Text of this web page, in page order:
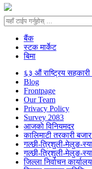
बैंक
स्टक मार्केट
बिमा
६३ औं राष्ट्रिय
Blog
Frontpage
Our Team
Privacy Policy
Survey 2083
आजकाे विनियमदर
कालिमाटी तरकारी
गल्छी-त्रिशुली-मेलुङ-
गल्छी-त्रिशुली-मेलुङ-
जिल्ला निर्वाचन